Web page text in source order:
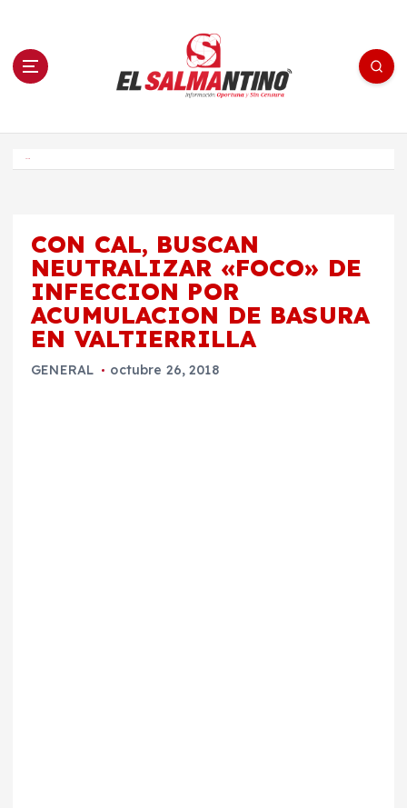
n El Salmantino - medios/noticias/editorial
CON CAL, BUSCAN
NEUTRALIZAR «FOCO» DE
INFECCION POR
ACUMULACION DE BASURA
EN VALTIERRILLA
GENERAL octubre 26, 2018